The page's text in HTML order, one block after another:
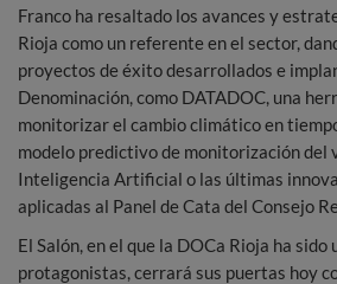
Franco ha resaltado los avances y
Rioja como un referente en el sector,
proyectos de éxito desarrollados e
Denominación, como DATADOC, una
monitorizar el cambio climático en
modelo predictivo de monitorización del
Inteligencia Artificial o las últimas
aplicadas al Panel de Cata del Consejo
El Salón, en el que la DOCa Rioja ha sido
protagonistas, cerrará sus puertas hoy